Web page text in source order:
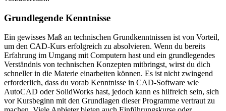
Grundlegende Kenntnisse
Ein gewisses Maß an technischen Grundkenntnissen ist von Vorteil,
um den CAD-Kurs erfolgreich zu absolvieren. Wenn du bereits
Erfahrung im Umgang mit Computern hast und ein grundlegendes
Verständnis von technischen Konzepten mitbringst, wirst du dich
schneller in die Materie einarbeiten können. Es ist nicht zwingend
erforderlich, dass du vorab Kenntnisse in CAD-Software wie
AutoCAD oder SolidWorks hast, jedoch kann es hilfreich sein, sich
vor Kursbeginn mit den Grundlagen dieser Programme vertraut zu